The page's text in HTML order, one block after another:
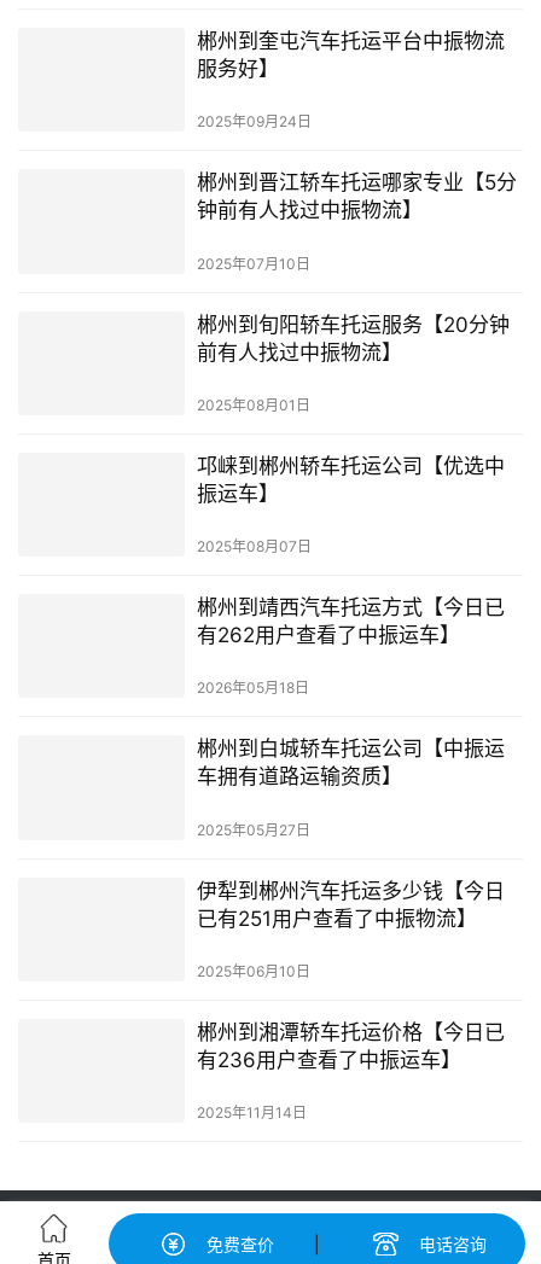
郴州到奎屯汽车托运平台中振物流
服务好】
2025年09月24日
郴州到晋江轿车托运哪家专业【5分
钟前有人找过中振物流】
2025年07月10日
郴州到旬阳轿车托运服务【20分钟
前有人找过中振物流】
2025年08月01日
邛崃到郴州轿车托运公司【优选中
振运车】
2025年08月07日
郴州到靖西汽车托运方式【今日已
有262用户查看了中振运车】
2026年05月18日
郴州到白城轿车托运公司【中振运
车拥有道路运输资质】
2025年05月27日
伊犁到郴州汽车托运多少钱【今日
已有251用户查看了中振物流】
2025年06月10日
郴州到湘潭轿车托运价格【今日已
有236用户查看了中振运车】
2025年11月14日
轿车托运-汽车托运价格|收费标准查询-中振汽车托运物流平台
粤ICP备2022148417号-2© 广州中振运车服务有限公司 版权所有
免费查价 电话咨询